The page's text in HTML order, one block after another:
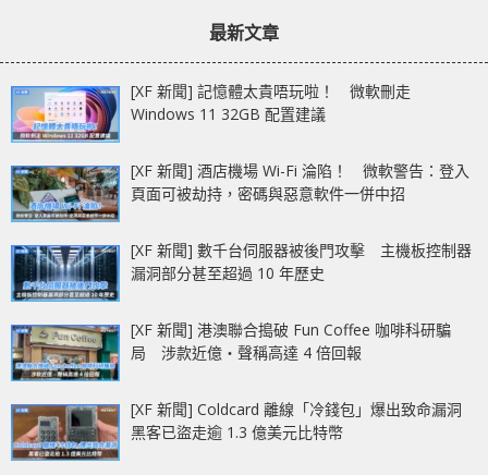
最新文章
[XF 新聞] 記憶體太貴唔玩啦！ 微軟刪走
Windows 11 32GB 配置建議
[XF 新聞] 酒店機場 Wi-Fi 淪陷！ 微軟警告：登入
頁面可被劫持，密碼與惡意軟件一併中招
[XF 新聞] 數千台伺服器被後門攻擊 主機板控制器
漏洞部分甚至超過 10 年歷史
[XF 新聞] 港澳聯合搗破 Fun Coffee 咖啡科研騙
局 涉款近億‧聲稱高達 4 倍回報
[XF 新聞] Coldcard 離線「冷錢包」爆出致命漏洞
黑客已盜走逾 1.3 億美元比特幣